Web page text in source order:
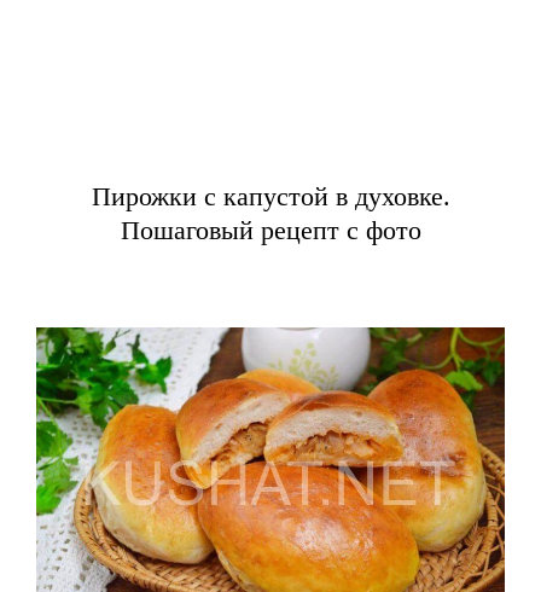
Пирожки с капустой в духовке.
Пошаговый рецепт с фото